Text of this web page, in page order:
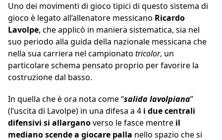
Uno dei movimenti di gioco tipici di questo sistema di
gioco è legato all’allenatore messicano Ricardo
Lavolpe, che applicò in maniera sistematica, sia nel
suo periodo alla guida della nazionale messicana che
nella sua carriera nel campionato tricolor, un
particolare schema pensato proprio per favorire la
costruzione dal basso.
In quella che è ora nota come “salida lavolpiana”
(l’uscita di Lavolpe) in una difesa a 4 i due centrali
difensivi si allarganoverso le fasce mentre il
mediano scende a giocare palla nello spazio che si